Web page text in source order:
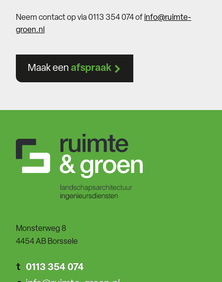
Neem contact op via 0113 354 074 of info@ruimte-
groen.nl
Maak een afspraak
Monsterweg 8
4454 AB Borssele
t 0113 354 074